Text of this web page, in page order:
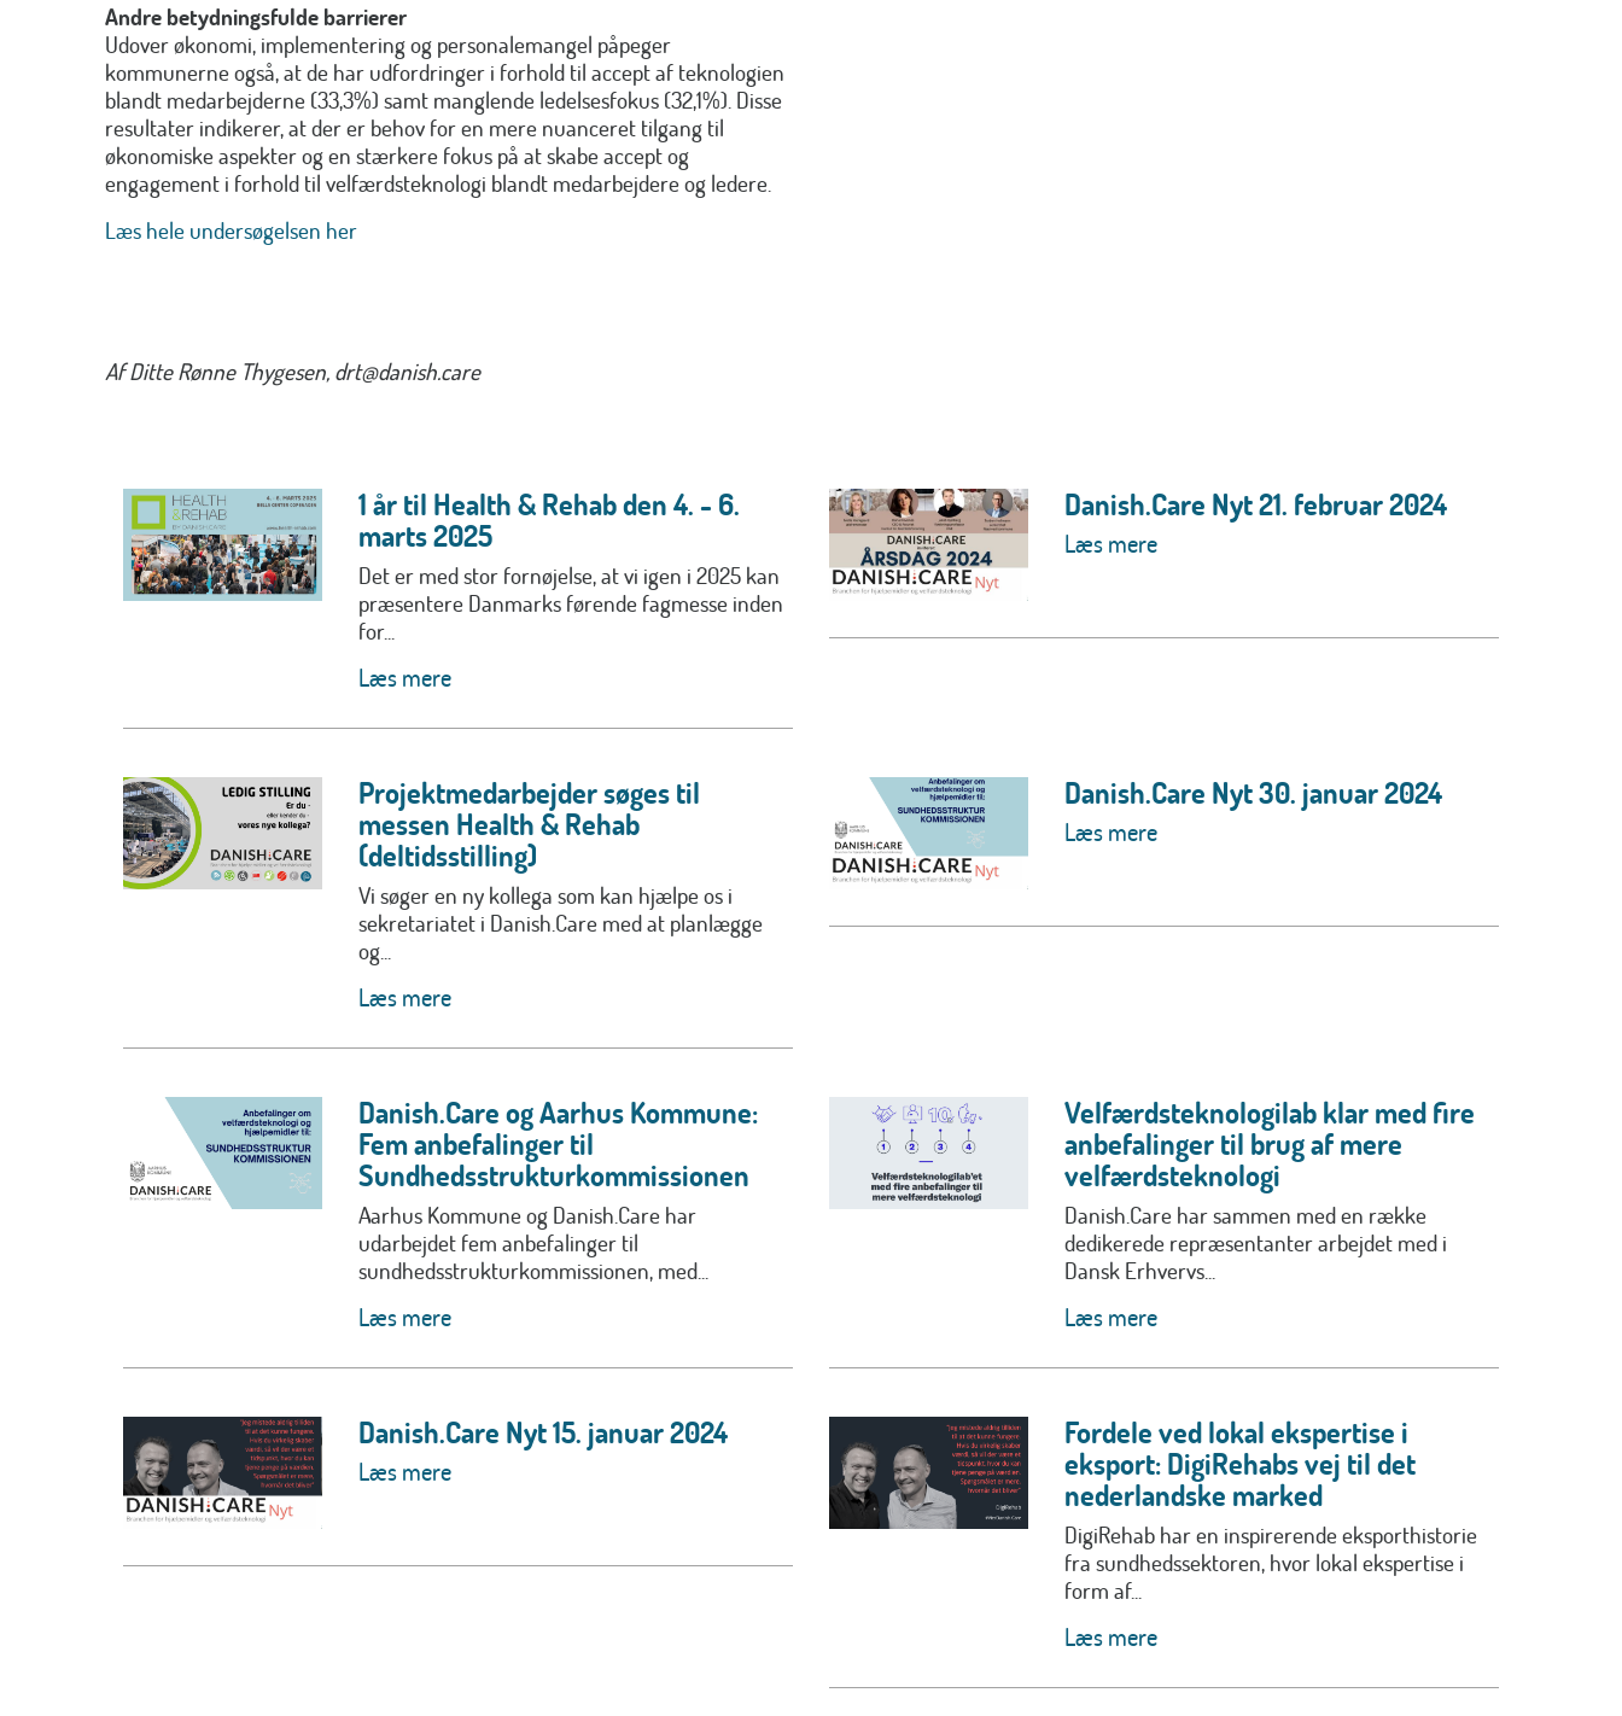
Andre betydningsfulde barrierer
Udover økonomi, implementering og personalemangel påpeger
kommunerne også, at de har udfordringer i forhold til accept af teknologien
blandt medarbejderne (33,3%) samt manglende ledelsesfokus (32,1%). Disse
resultater indikerer, at der er behov for en mere nuanceret tilgang til
økonomiske aspekter og en stærkere fokus på at skabe accept og
engagement i forhold til velfærdsteknologi blandt medarbejdere og ledere.
Læs hele undersøgelsen her
Af Ditte Rønne Thygesen, drt@danish.care
1 år til Health & Rehab den 4. - 6.
marts 2025
Det er med stor fornøjelse, at vi igen i 2025 kan
præsentere Danmarks førende fagmesse inden
for...
Læs mere
Danish.Care Nyt 21. februar 2024
Læs mere
Projektmedarbejder søges til
messen Health & Rehab
(deltidsstilling)
Vi søger en ny kollega som kan hjælpe os i
sekretariatet i Danish.Care med at planlægge
og...
Læs mere
Danish.Care Nyt 30. januar 2024
Læs mere
Danish.Care og Aarhus Kommune:
Fem anbefalinger til
Sundhedsstrukturkommissionen
Aarhus Kommune og Danish.Care har
udarbejdet fem anbefalinger til
sundhedsstrukturkommissionen, med...
Læs mere
Velfærdsteknologilab klar med fire
anbefalinger til brug af mere
velfærdsteknologi
Danish.Care har sammen med en række
dedikerede repræsentanter arbejdet med i
Dansk Erhvervs...
Læs mere
Danish.Care Nyt 15. januar 2024
Læs mere
Fordele ved lokal ekspertise i
eksport: DigiRehabs vej til det
nederlandske marked
DigiRehab har en inspirerende eksporthistorie
fra sundhedssektoren, hvor lokal ekspertise i
form af...
Læs mere